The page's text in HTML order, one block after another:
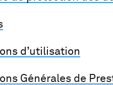
d’utilisation
Générales de